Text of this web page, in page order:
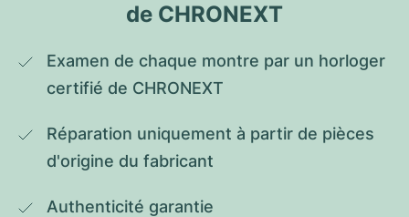
de CHRONEXT
Examen de chaque montre par un horloger
certifié de CHRONEXT
Réparation uniquement à partir de pièces
d'origine du fabricant
Authenticité garantie